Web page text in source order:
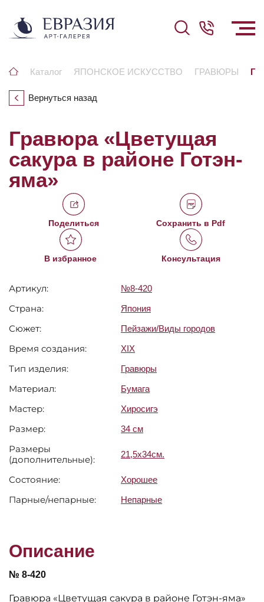
Каталог ЯПОНСКОЕ ИСКУССТВО ГРАВЮРЫ
Вернуться назад
Гравюра «Цветущая
сакура в районе Готэн-
яма»
Поделиться Сохранить в Pdf
В избранное Консультация
Артикул: №8-420
Страна: Япония
Сюжет: Пейзажи/Виды городов
Время создания: XIX
Тип изделия: Гравюры
Материал: Бумага
Мастер: Хиросигэ
Размер: 34 см
Размеры
(дополнительные):
21,5х34см.
Состояние: Хорошее
Парные/непарные: Непарные
Описание
№ 8-420
Гравюра «Цветущая сакура в районе Готэн-яма»